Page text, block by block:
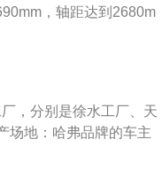
，轴距达到2680m
适、便利、多功能的享
能生活云Hi-Life系统智
。
，分别是徐水工厂、天
场地：哈弗品牌的车主
13平方公里，包括整